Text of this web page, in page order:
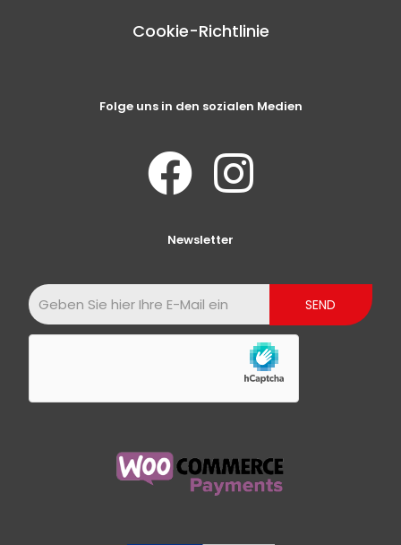
Cookie-Richtlinie
Folge uns in den sozialen Medien
Newsletter